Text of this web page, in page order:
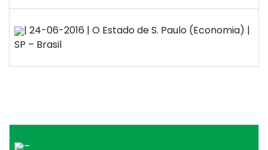
| 24-06-2016 | O Estado de S. Paulo (Economia) |
SP – Brasil
–